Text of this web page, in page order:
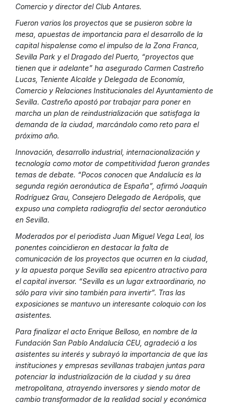
Comercio y director del Club Antares.
Fueron varios los proyectos que se pusieron sobre la
mesa, apuestas de importancia­­­ para el desarrollo de la
capital hispalense como el impulso de la Zona Franca,
Sevilla Park y el Dragado del Puerto, “proyectos que
tienen que ir adelante” ha asegurado Carmen Castreño
Lucas, Teniente Alcalde y Delegada de Economía,
Comercio y Relaciones Institucionales del Ayuntamiento de
Sevilla. Castreño apostó por trabajar para poner en
marcha un plan de reindustrialización que satisfaga la
demanda de la ciudad, marcándolo como reto para el
próximo año.
Innovación, desarrollo industrial, internacionalización y
tecnología como motor de competitividad fueron grandes
temas de debate. “Pocos conocen que Andalucía es la
segunda región aeronáutica de España”, afirmó Joaquín
Rodríguez Grau, Consejero Delegado de Aerópolis, que
expuso una completa radiografía del sector aeronáutico
en Sevilla.
Moderados por el periodista Juan Miguel Vega Leal, los
ponentes coincidieron en destacar la falta de
comunicación de los proyectos que ocurren en la ciudad,
y la apuesta porque Sevilla sea epicentro atractivo para
el capital inversor. “Sevilla es un lugar extraordinario, no
sólo para vivir sino también para invertir”. Tras las
exposiciones se mantuvo un interesante coloquio con los
asistentes.
Para finalizar el acto Enrique Belloso, en nombre de la
Fundación San Pablo Andalucía CEU, agradeció a los
asistentes su interés y subrayó la importancia de que las
instituciones y empresas sevillanas trabajen juntas para
potenciar la industrialización de la ciudad y su área
metropolitana, atrayendo inversores y siendo motor de
cambio transformador de la realidad social y económica